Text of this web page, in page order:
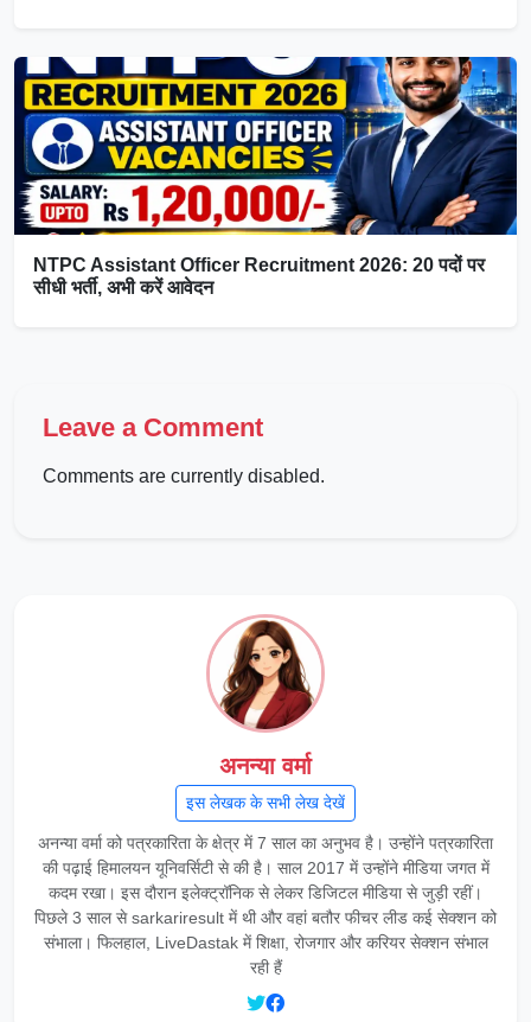
NTPC Assistant Officer Recruitment 2026: 20 पदों पर
सीधी भर्ती, अभी करें आवेदन
Leave a Comment
Comments are currently disabled.
अनन्या वर्मा
इस लेखक के सभी लेख देखें
अनन्या वर्मा को पत्रकारिता के क्षेत्र में 7 साल का अनुभव है। उन्होंने पत्रकारिता
की पढ़ाई हिमालयन यूनिवर्सिटी से की है। साल 2017 में उन्होंने मीडिया जगत में
कदम रखा। इस दौरान इलेक्ट्रॉनिक से लेकर डिजिटल मीडिया से जुड़ी रहीं।
पिछले 3 साल से sarkariresult में थी और वहां बतौर फीचर लीड कई सेक्शन को
संभाला। फिलहाल, LiveDastak में शिक्षा, रोजगार और करियर सेक्शन संभाल
रही हैं